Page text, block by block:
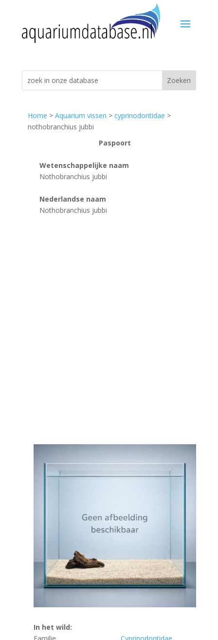
Home > Aquarium vissen > cyprinodontidae >
nothobranchius jubbi
Paspoort
Wetenschappelijke naam
Nothobranchius jubbi
Nederlandse naam
Nothobranchius jubbi
In het wild: